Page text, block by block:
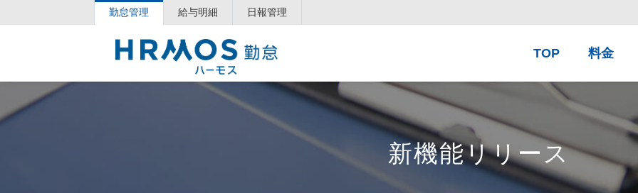
勤怠管理 給与明細 日報管理
TOP 料金
新機能リリース